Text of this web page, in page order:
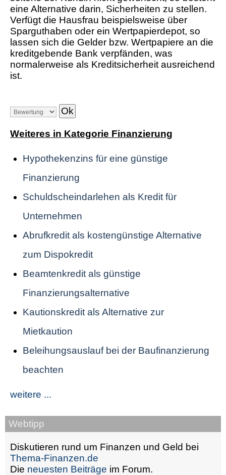
eine Alternative darin, Sicherheiten zu stellen.
Verfügt die Hausfrau beispielsweise über
Sparguthaben oder ein Wertpapierdepot, so
lassen sich die Gelder bzw. Wertpapiere an die
kreditgebende Bank verpfänden, was
normalerweise als Kreditsicherheit ausreichend
ist.
Weiteres in Kategorie Finanzierung
Hypothekenzins für eine günstige
Finanzierung
Schuldscheindarlehen als Kredit für
Unternehmen
Abrufkredit als kostengünstige Alternative
zum Dispokredit
Beamtenkredit als günstige
Finanzierungsalternative
Kautionskredit als Alternative zur
Mietkaution
Beleihungsauslauf bei der Baufinanzierung
beachten
weitere ...
Webtipp
Diskutieren rund um Finanzen und Geld bei
Thema-Finanzen.de
Die neuesten Beiträge im Forum.